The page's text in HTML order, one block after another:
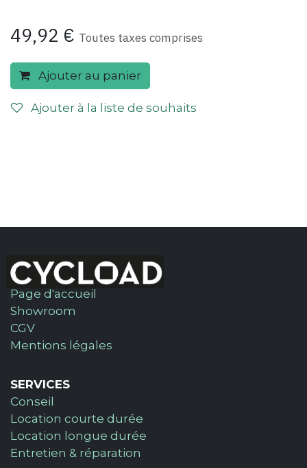
49,92 € Toutes taxes comprises
Ajouter au panier
Ajouter à la liste de souhaits
Page d'accueil
Showroom
CGV
Mentions légales
SERVICES
Conseil
Location courte durée
Location longue durée
Entretien & réparation